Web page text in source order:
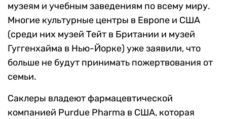
музеям и учебным заведениям по всему миру.
Многие культурные центры в Европе и США
(среди них музей Тейт в Британии и музей
Гуггенхайма в Нью-Йорке) уже заявили, что
больше не будут принимать пожертвования от
семьи.
Саклеры владеют фармацевтической
компанией Purdue Pharma в США, которая